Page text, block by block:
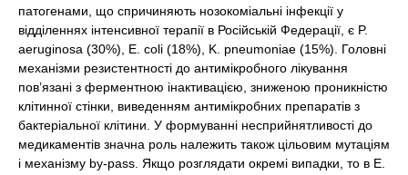
патогенами, що спричиняють нозокоміальні інфекції у
відділеннях інтенсивної терапії в Російській Федерації, є P.
aeruginosa (30%), E. coli (18%), K. pneumoniae (15%). Головні
механізми резистентності до антимікробного лікування
пов’язані з ферментною інактивацією, зниженою проникністю
клітинної стінки, виведенням антимікробних препаратів з
бактеріальної клітини. У формуванні несприйнятливості до
медикаментів значна роль належить також цільовим мутаціям
і механізму by-pass. Якщо розглядати окремі випадки, то в Е.